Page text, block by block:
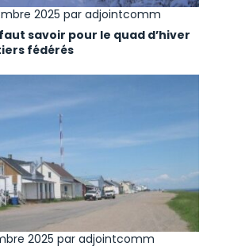
2025 par adjointcomm
savoir pour le quad d’hiver
fédérés
2025 par adjointcomm